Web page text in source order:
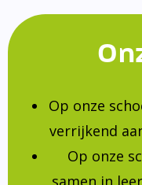
Op onze
verrijkend
Op onze
samen in